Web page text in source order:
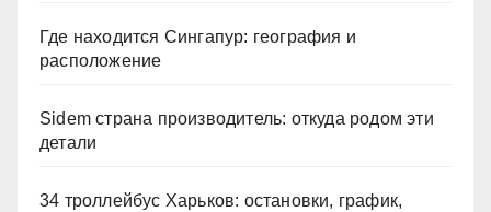
Где находится Сингапур: география и
расположение
Sidem страна производитель: откуда родом эти
детали
34 троллейбус Харьков: остановки, график,